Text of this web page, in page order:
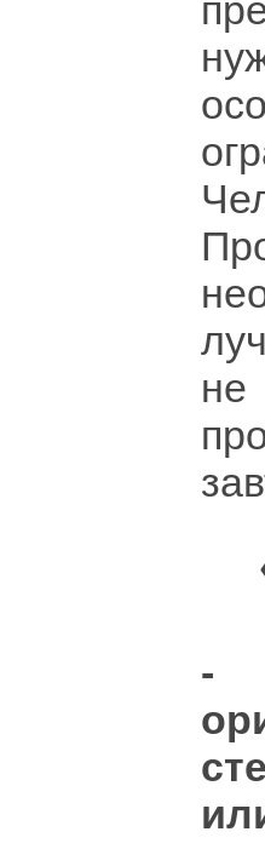
не
-